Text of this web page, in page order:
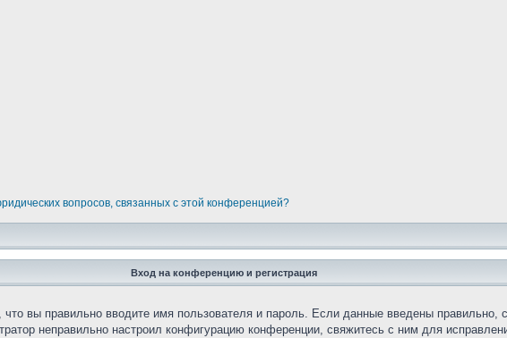
вопросов, связанных с этой конференцией?
Вход на конференцию и регистрация
вы правильно вводите имя пользователя и пароль. Если данные введены правильно,
неправильно настроил конфигурацию конференции, свяжитесь с ним для